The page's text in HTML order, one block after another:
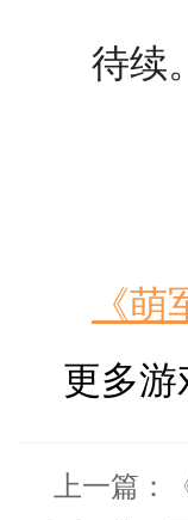
待续
《
更多游
上一篇：